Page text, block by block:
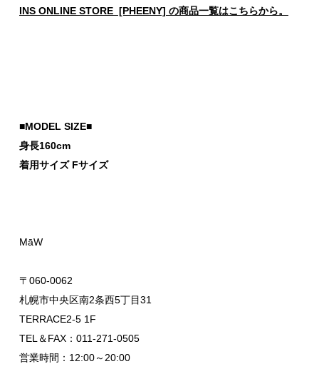
INS ONLINE STORE [PHEENY] の商品一覧はこちらから。
■MODEL SIZE■
身長160cm
着用サイズ Fサイズ
MāW
〒060-0062
札幌市中央区南2条西5丁目31
TERRACE2-5 1F
TEL＆FAX：011-271-0505
営業時間：12:00～20:00